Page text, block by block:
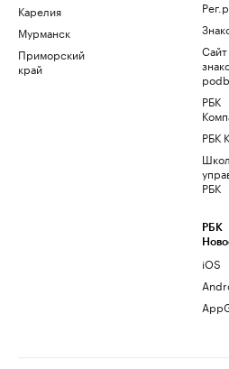
Карелия
Мурманск
Приморский
край
Сайт
РБК
РБК
РБК
РБК
iOS